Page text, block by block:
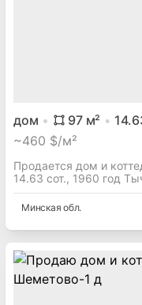
дом 97м²
~460 $/м²
Продается дом и
14.63 сот., 1960 год
Минская обл.